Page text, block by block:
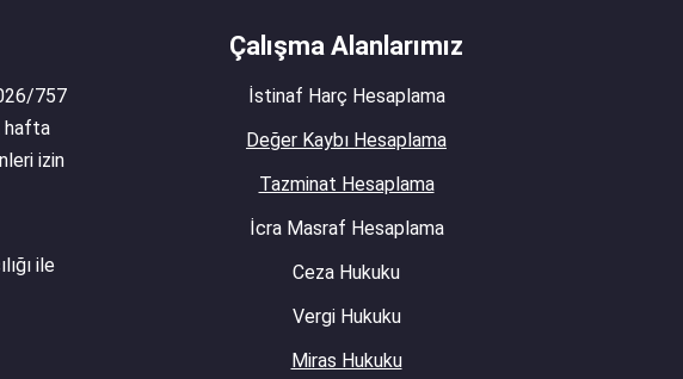
757
hafta
izin
ile
Çalışma Alanlarımız
İstinaf Harç Hesaplama
Değer Kaybı Hesaplama
Tazminat Hesaplama
İcra Masraf Hesaplama
Ceza Hukuku
Vergi Hukuku
Miras Hukuku